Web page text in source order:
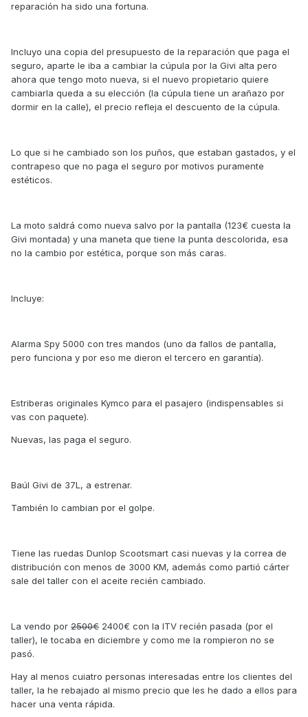
reparación ha sido una fortuna.
Incluyo una copia del presupuesto de la reparación que paga el
seguro, aparte le iba a cambiar la cúpula por la Givi alta pero
ahora que tengo moto nueva, si el nuevo propietario quiere
cambiarla queda a su elección (la cúpula tiene un arañazo por
dormir en la calle), el precio refleja el descuento de la cúpula.
Lo que si he cambiado son los puños, que estaban gastados, y el
contrapeso que no paga el seguro por motivos puramente
estéticos.
La moto saldrá como nueva salvo por la pantalla (123€ cuesta la
Givi montada) y una maneta que tiene la punta descolorida, esa
no la cambio por estética, porque son más caras.
Incluye:
Alarma Spy 5000 con tres mandos (uno da fallos de pantalla,
pero funciona y por eso me dieron el tercero en garantía).
Estriberas originales Kymco para el pasajero (indispensables si
vas con paquete).
Nuevas, las paga el seguro.
Baúl Givi de 37L, a estrenar.
También lo cambian por el golpe.
Tiene las ruedas Dunlop Scootsmart casi nuevas y la correa de
distribución con menos de 3000 KM, además como partió cárter
sale del taller con el aceite recién cambiado.
La vendo por 2500€ 2400€ con la ITV recién pasada (por el
taller), le tocaba en diciembre y como me la rompieron no se
pasó.
Hay al menos cuiatro personas interesadas entre los clientes del
taller, la he rebajado al mismo precio que les he dado a ellos para
hacer una venta rápida.